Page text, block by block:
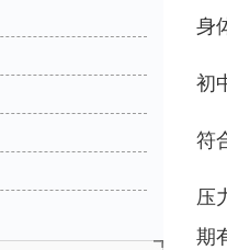
身
初
符
压
期